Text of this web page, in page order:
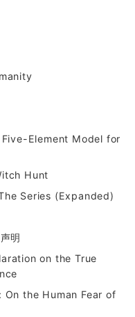
Element Model for
Hunt
Series (Expanded)
明
on the True
the Human Fear of